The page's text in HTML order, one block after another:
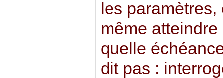
les
même
quelle
dit pas :